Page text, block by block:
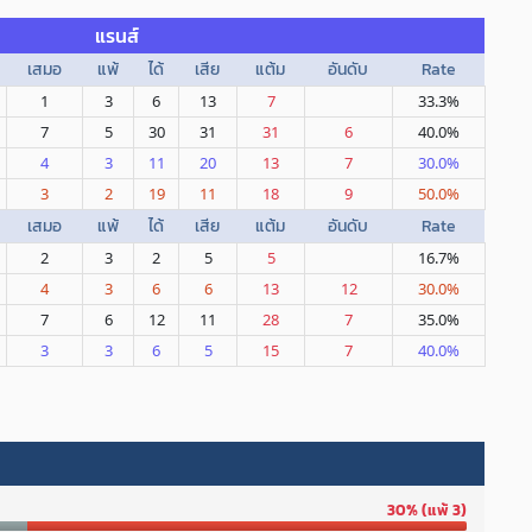
แรนส์
เสมอ แพ้ ได้ เสีย แต้ม อันดับ Rate
1 3 6 13 7
33.3%
7
5 30 31 31 6
40.0%
4
3 11 20 13 7
30.0%
3
2 19 11 18 9 50.0%
เสมอ แพ้ ได้ เสีย แต้ม อันดับ Rate
2 3 2 5 5
16.7%
4
3 6 6 13 12
30.0%
7
6 12 11 28 7
35.0%
3
3 6 5 15 7 40.0%
30% (แพ้ 3)